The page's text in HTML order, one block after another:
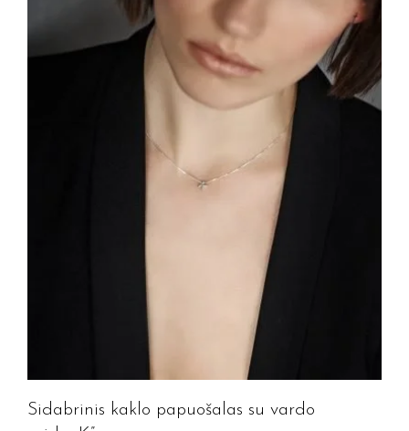
Sidabrinis kaklo papuošalas su vardo